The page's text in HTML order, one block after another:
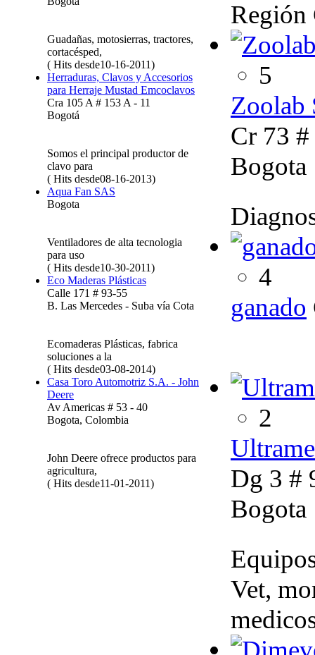
Guadañas, motosierras, tractores,
cortacésped,
( Hits desde10-16-2011)
Herraduras, Clavos y Accesorios
para Herraje Mustad Emcoclavos
Cra 105 A # 153 A - 11
Bogotá
Somos el principal productor de
clavo para
( Hits desde08-16-2013)
Aqua Fan SAS
Bogota
Ventiladores de alta tecnologia
para uso
( Hits desde10-30-2011)
Eco Maderas Plásticas
Calle 171 # 93-55
B. Las Mercedes - Suba vía Cota
Ecomaderas Plásticas, fabrica
soluciones a la
( Hits desde03-08-2014)
Casa Toro Automotriz S.A. - John
Deere
Av Americas # 53 - 40
Bogota, Colombia
John Deere ofrece productos para
agricultura,
( Hits desde11-01-2011)
Región
5
Zoolab
Cr 73
Bogota
4
ganado
2
Dg 3 #
Bogota
Vet,